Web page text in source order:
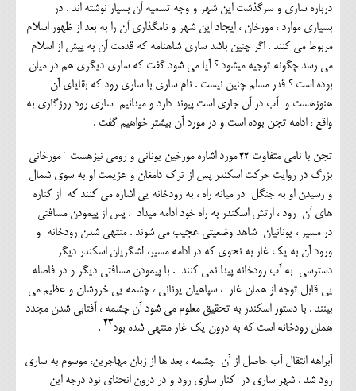
درباره ساری و سرگذشت این شهر و وجه تسمیه آن بسیار نوشته اند . در
بسیاری موارد ، مورخان ، ایجاد این شهر و نامگذاری آن را به بعد از ظهور اسلام
مربوط می کنند . اگر چنین باشد ساری شاهنامه که قدمت آن به پیش از اسلام
می رسد چگونه توجیه میشود ؟ آیا می شود گفت که ساری دیگری هم در میان
بوده است ؟ قدر مسلم چنین نیست . نام ساری با ساری رود که بقایای آن
هنوزهست و آب در آن جاری است پیوند دارد و میدانیم ساری رود روزگاری به
واقع ، ادامه تجن بوده است و در مورد آن بیشتر خواهیم گفت .
تجن با نامی متفاوت ۲۲ مورد اشاره مورخین یونانی و رومی نیزهست . مورخانی
بزرگ در روایت حرکت اسکندر پس از ترک دامغان و عزیمت او به سوی شمال
و رسیدن او به جنگل در میانه راه ، به رودخانه یی اشاره می کنند که از کناره
های آن رود ، ارتش اسکندر به راه خود ادامه میداد . پس از پیمودن مسافتی
در مسیر ، یونانیان شاهد وضعیتی عجیب می شوند . منتهی شدن رودخانه و
ورود آن به یک غار به نحوی که در ادامه مسیر، لشگریان اسکندر دیگر
دسترسی به آب رودخانه پیدا نمی کنند . با پیمودن مسافتی دیگر و در فاصله
یی قابل توجه از همان غار ، سپاهیان یونانی ، چشمه یی خروشان و عظیم می
بینند . با دستور اسکندر به تحقیق معلوم می شود آن چشمه ، آفتابی شدن مجدد
همان رودخانه است که به درون یک غار منتهی شده بود۲۳ .
آبراهه انتقال آب حاصل از آن چشمه ، بعد ها از زبان مهاجرین، موسوم به ساری
رود شد . شهر ساری در کنار ساری رود و در درون انحنای نود درجه این